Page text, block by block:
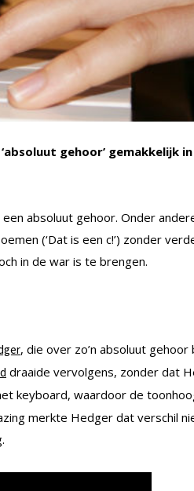
gehoor’ gemakkelijk
absoluut gehoor. Onder
(‘Dat is een c!’) zonder
in de war is te brengen.
, die over zo’n absoluut gehoor
draaide vervolgens, zonder dat
keyboard, waardoor de
merkte Hedger dat verschil